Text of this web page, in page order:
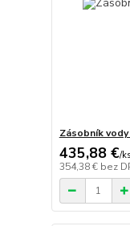
Zásobník vody
435,88 €/ks
354,38 € bez